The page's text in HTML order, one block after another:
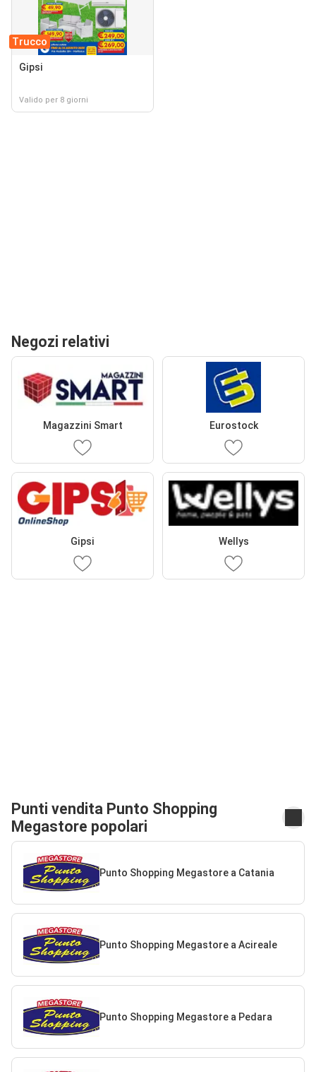
Trucco
Gipsi
Valido per 8 giorni
Negozi relativi
Magazzini Smart Eurostock
Gipsi Wellys
Punti vendita Punto Shopping
Megastore popolari
Punto Shopping Megastore a Catania
Punto Shopping Megastore a Acireale
Punto Shopping Megastore a Pedara